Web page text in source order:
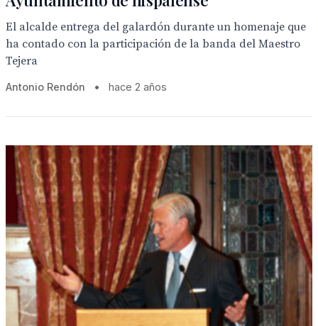
El alcalde entrega del galardón durante un homenaje que
ha contado con la participación de la banda del Maestro
Tejera
Antonio Rendón • hace 2 años